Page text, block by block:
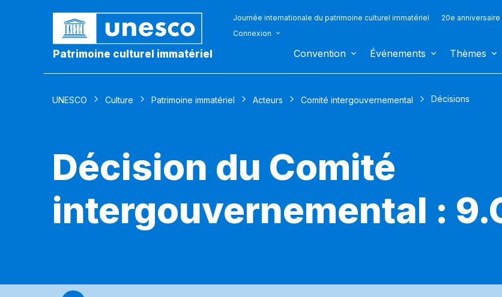
Patrimoine culturel immatériel
Journée internationale du patrimoine culturel immatériel 20e
Connexion
Convention Événements Thèmes
UNESCO Culture Patrimoine immatériel Acteurs Comité intergouvernemental Décisions
Décision du Comité
intergouvernemental :